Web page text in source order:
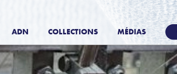
ADN COLLECTIONS MÉDIAS